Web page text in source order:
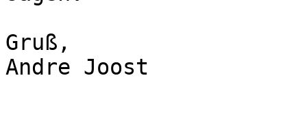
Gruß,
Andre Joost